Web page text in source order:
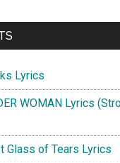
Lyrics
WOMAN Lyrics
Glass of Tears Lyrics